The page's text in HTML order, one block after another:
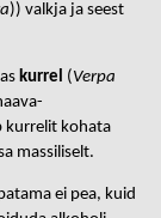
)) valkja ja seest
kurrel (Verpa
kurrelit kohata
massiliselt.
ei pea, kuid